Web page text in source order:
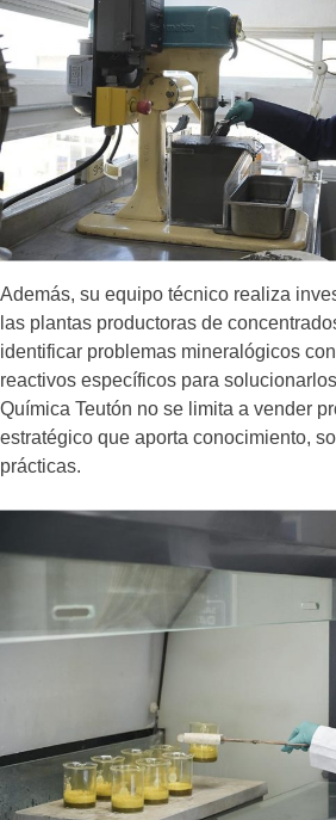
Además, su equipo técnico realiza
las plantas productoras de
identificar problemas mineralógicos
reactivos específicos para
Química Teutón no se limita a vender
estratégico que aporta conocimiento,
prácticas.